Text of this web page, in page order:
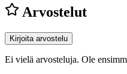
Arvostelut
Kirjoita arvostelu
Ei vielä arvosteluja. Ole